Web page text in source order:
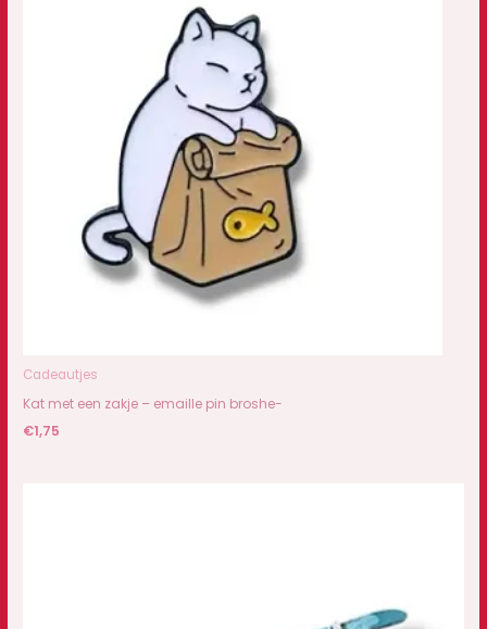
Cadeautjes
Kat met een zakje – emaille pin broshe-
€1,75